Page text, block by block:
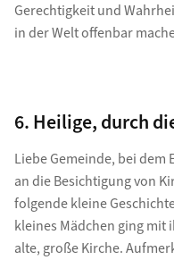
Gerechtigkeit und
in der Welt offenbar
6. Heilige, durch
Liebe Gemeinde, bei dem
an die Besichtigung von
folgende kleine
kleines Mädchen ging mit
alte, große Kirche.